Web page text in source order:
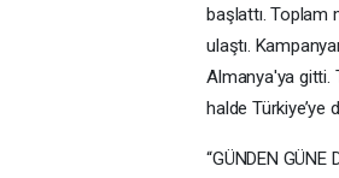
başlattı. Toplam
ulaştı.
Almanya'ya gitti.
halde Türkiye’ye
“GÜNDEN GÜNE